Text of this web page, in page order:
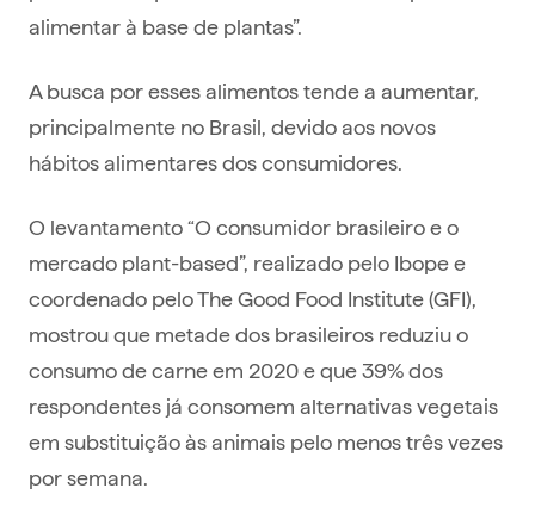
alimentar à base de plantas”.
A busca por esses alimentos tende a aumentar,
principalmente no Brasil, devido aos novos
hábitos alimentares dos consumidores.
O levantamento “O consumidor brasileiro e o
mercado plant-based”, realizado pelo Ibope e
coordenado pelo The Good Food Institute (GFI),
mostrou que metade dos brasileiros reduziu o
consumo de carne em 2020 e que 39% dos
respondentes já consomem alternativas vegetais
em substituição às animais pelo menos três vezes
por semana.